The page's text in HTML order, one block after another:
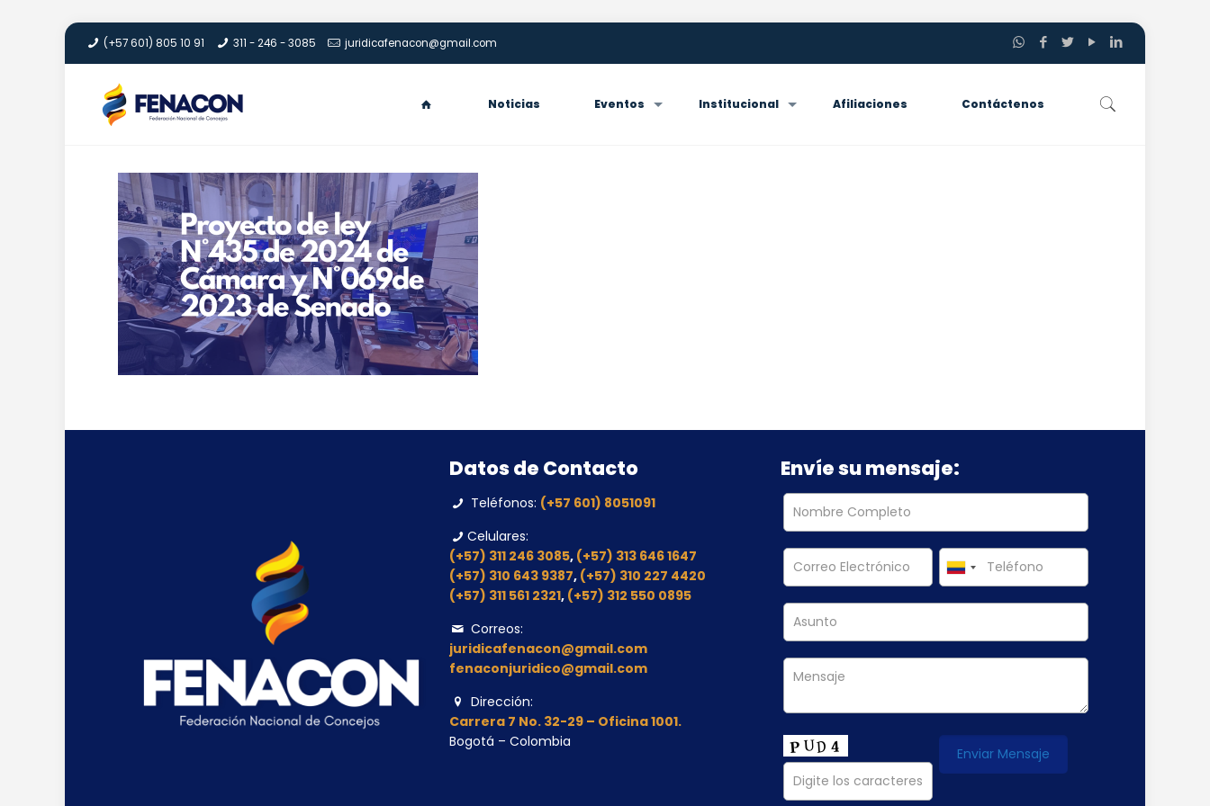
(+57 601) 805 10 91 311 - 246 - 3085 juridicafenacon@gmail.com
Noticias Eventos Institucional Afiliaciones Contáctenos
Datos de Contacto
Teléfonos: (+57 601) 8051091
Celulares:
(+57) 311 246 3085, (+57) 313 646 1647
(+57) 310 643 9387, (+57) 310 227 4420
(+57) 311 561 2321, (+57) 312 550 0895
Correos:
juridicafenacon@gmail.com
fenaconjuridico@gmail.com
Dirección:
Carrera 7 No. 32-29 – Oficina 1001.
Bogotá – Colombia
Envíe su mensaje: